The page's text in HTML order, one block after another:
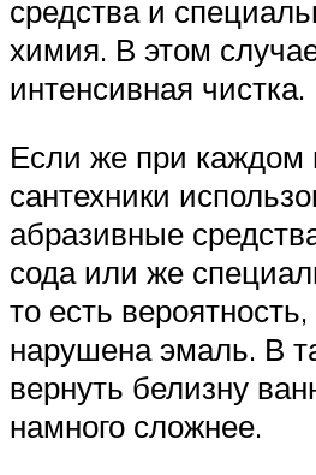
средства и
химия. В этом
интенсивная чистка.
Если же при каждом
сантехники
абразивные
сода или же
то есть
нарушена эмаль. В
вернуть белизну
намного сложнее.